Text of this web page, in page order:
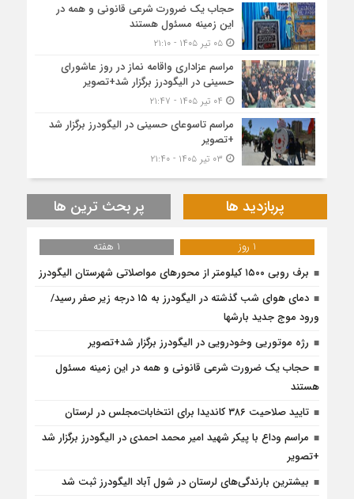
حجاب یک ضرورت شرعی قانونی و همه در
این زمینه مسئول هستند
۰۵ تیر ۱۴۰۵ - ۲۱:۱۰
مراسم عزاداری واقامه نماز در روز عاشورای
حسینی در الیگودرز برگزار شد+تصویر
مراسم تاسوعای حسینی در الیگودرز برگزار شد
+تصویر
پربازدید ها پر بحث ترین ها
1 روز
1 هفته
برف روبی ۱۵۰۰ کیلومتر از محور‌های مواصلاتی شهرستان الیگودرز
دمای هوای شب گذشته در الیگودرز به ۱۵ درجه زیر صفر رسید/
ورود موج جدید بارشها
رژه موتوریی وخودرویی در الیگودرز برگزار شد+تصویر
حجاب یک ضرورت شرعی قانونی و همه در این زمینه مسئول
هستند
تایید صلاحیت ۳۸۶ کاندیدا برای انتخابات‌مجلس در لرستان
مراسم وداع با پیکر شهید امیر محمد احمدی در الیگودرز برگزار شد
+تصویر
بیشترین بارندگی‌های لرستان در شول آباد الیگودرز ثبت شد